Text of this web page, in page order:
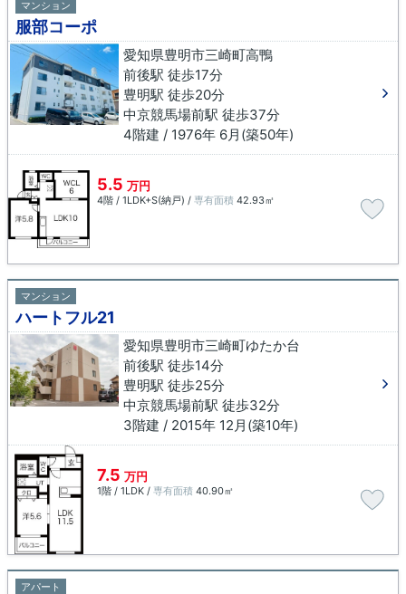
マンション
服部コーポ
愛知県豊明市三崎町高鴨
前後駅 徒歩17分
豊明駅 徒歩20分
中京競馬場前駅 徒歩37分
4階建 / 1976年 6月(築50年)
5.5 万円
4階 / 1LDK+S(納戸) / 専有面積 42.93㎡
マンション
ハートフル21
愛知県豊明市三崎町ゆたか台
前後駅 徒歩14分
豊明駅 徒歩25分
中京競馬場前駅 徒歩32分
3階建 / 2015年 12月(築10年)
7.5 万円
1階 / 1LDK / 専有面積 40.90㎡
アパート